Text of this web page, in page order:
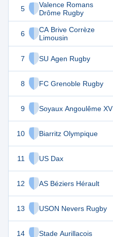
5
Valence Romans
Drôme Rugby
6
CA Brive Corrèze
Limousin
7 SU Agen Rugby
8 FC Grenoble Rugby
9 Soyaux Angoulême XV
10 Biarritz Olympique
11 US Dax
12 AS Béziers Hérault
13 USON Nevers Rugby
14 Stade Aurillacois
84
83
72
62
59 30
56
54
53 30
53